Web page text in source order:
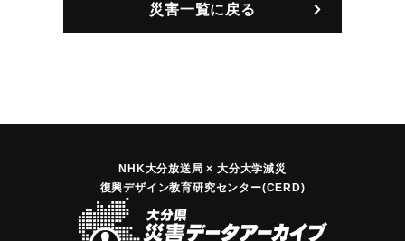
災害一覧に戻る
NHK大分放送局 × 大分大学減災
復興デザイン教育研究センター(CERD)